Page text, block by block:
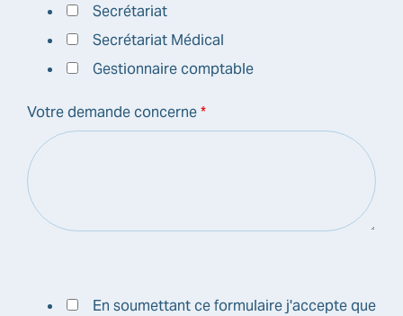
Secrétariat
Secrétariat Médical
Gestionnaire comptable
Votre demande concerne*
En soumettant ce formulaire j'accepte que